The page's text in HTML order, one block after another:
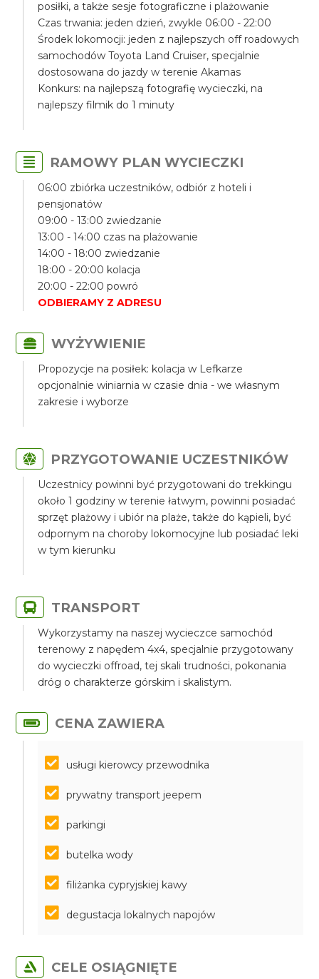
posiłki, a także sesje fotograficzne i plażowanie
Czas trwania: jeden dzień, zwykle 06:00 - 22:00
Środek lokomocji: jeden z najlepszych off roadowych
samochodów Toyota Land Cruiser, specjalnie
dostosowana do jazdy w terenie Akamas
Konkurs: na najlepszą fotografię wycieczki, na
najlepszy filmik do 1 minuty
RAMOWY PLAN WYCIECZKI
06:00 zbiórka uczestników, odbiór z hoteli i
pensjonatów
09:00 - 13:00 zwiedzanie
13:00 - 14:00 czas na plażowanie
14:00 - 18:00 zwiedzanie
18:00 - 20:00 kolacja
20:00 - 22:00 powró
ODBIERAMY Z ADRESU
WYŻYWIENIE
Propozycje na posiłek: kolacja w Lefkarze
opcjonalnie winiarnia w czasie dnia - we własnym
zakresie i wyborze
PRZYGOTOWANIE UCZESTNIKÓW
Uczestnicy powinni być przygotowani do trekkingu
około 1 godziny w terenie łatwym, powinni posiadać
sprzęt plażowy i ubiór na plaże, także do kąpieli, być
odpornym na choroby lokomocyjne lub posiadać leki
w tym kierunku
TRANSPORT
Wykorzystamy na naszej wycieczce samochód
terenowy z napędem 4x4, specjalnie przygotowany
do wycieczki offroad, tej skali trudności, pokonania
dróg o charakterze górskim i skalistym.
CENA ZAWIERA
usługi kierowcy przewodnika
prywatny transport jeepem
parkingi
butelka wody
filiżanka cypryjskiej kawy
degustacja lokalnych napojów
CELE OSIĄGNIĘTE